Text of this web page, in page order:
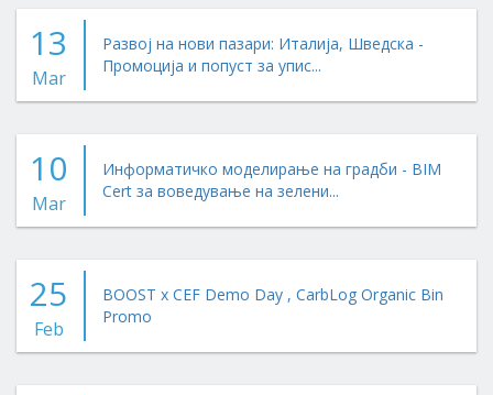
13
Mar
Развој на нови пазари: Италија, Шведска -
Промоција и попуст за упис...
10
Mar
Информатичко моделирање на градби - BIM
Cert за воведување на зелени...
25
Feb
BOOST x CEF Demo Day , CarbLog Organic Bin
Promo